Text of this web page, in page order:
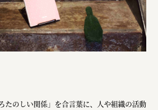
たのしい関係」を合言葉に、人や組織の活動